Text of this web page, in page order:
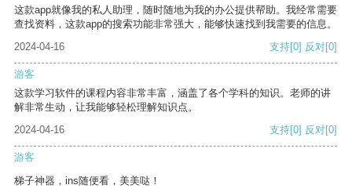
这款app就像我的私人助理，随时随地为我的办公提供帮助。我经常需要
查找资料，这款app的搜索功能非常强大，能够快速找到我需要的信息。
2024-04-16
支持[0] 反对[0]
游客
这款学习软件的课程内容非常丰富，涵盖了各个学科的知识。老师的讲
解非常生动，让我能够轻松理解知识点。
2024-04-16
支持[0] 反对[0]
游客
梯子神器，ins随便看，美美哒！